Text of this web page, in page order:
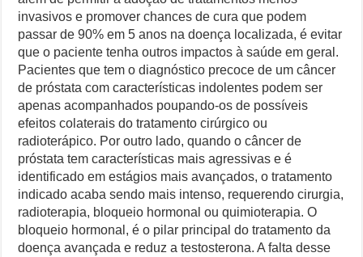
invasivos e promover chances de cura que podem
passar de 90% em 5 anos na doença localizada, é evitar
que o paciente tenha outros impactos à saúde em geral.
Pacientes que tem o diagnóstico precoce de um câncer
de próstata com características indolentes podem ser
apenas acompanhados poupando-os de possíveis
efeitos colaterais do tratamento cirúrgico ou
radioterápico. Por outro lado, quando o câncer de
próstata tem características mais agressivas e é
identificado em estágios mais avançados, o tratamento
indicado acaba sendo mais intenso, requerendo cirurgia,
radioterapia, bloqueio hormonal ou quimioterapia. O
bloqueio hormonal, é o pilar principal do tratamento da
doença avançada e reduz a testosterona. A falta desse